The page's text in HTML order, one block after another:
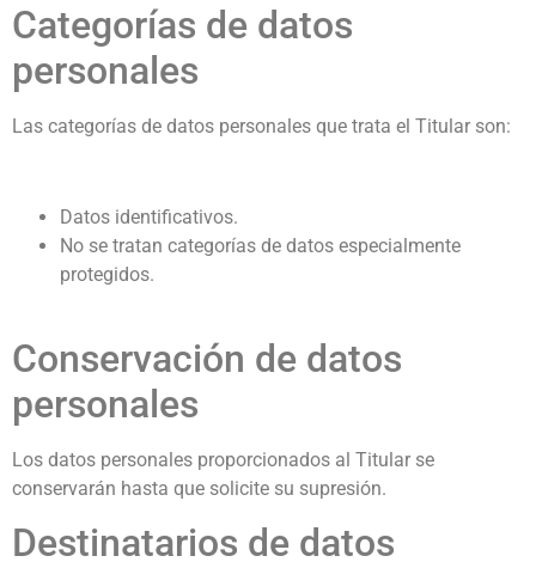
Categorías de datos
personales
Las categorías de datos personales que trata el Titular son:
Datos identificativos.
No se tratan categorías de datos especialmente
protegidos.
Conservación de datos
personales
Los datos personales proporcionados al Titular se
conservarán hasta que solicite su supresión.
Destinatarios de datos